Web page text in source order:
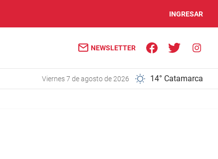
INGRESAR
NEWSLETTER
viernes 7 de agosto de 2026 14° Catamarca